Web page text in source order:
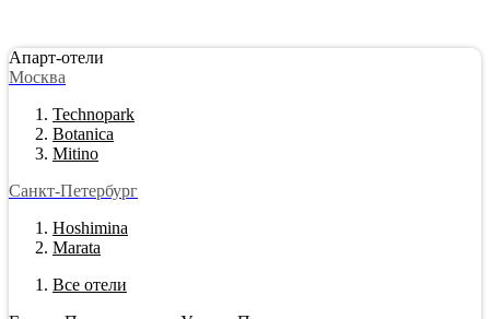
Апарт-отели
Москва
Technopark
Botanica
Mitino
Санкт-Петербург
Hoshimina
Marata
Все отели